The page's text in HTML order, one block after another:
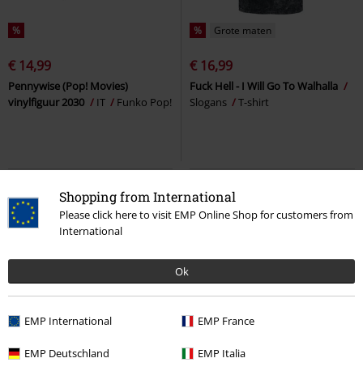
Shopping from International
Please click here to visit EMP Online Shop for customers from
International
Ok
EMP International EMP France
EMP Deutschland EMP Italia
%
€ 14,99
Pennywise (Pop! Movies)
vinylfiguur 2030
IT Funko Pop!
% Grote maten
€ 16,99
Fuck Hell - I Will Go To Walhalla
Slogans
T-shirt
Adviesprijs€ 53,99
€ 17,99